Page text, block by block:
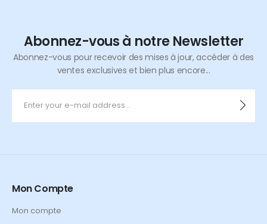
Abonnez-vous à notre Newsletter
Abonnez-vous pour recevoir des mises à jour, accéder à des
ventes exclusives et bien plus encore...
Mon Compte
Mon compte